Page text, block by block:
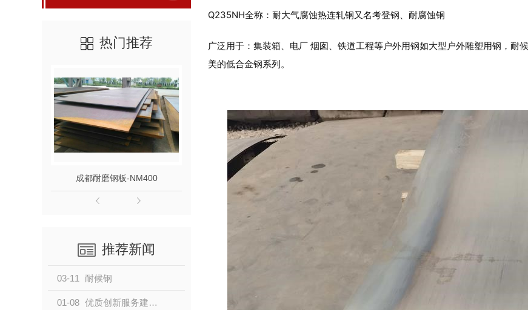
热门推荐
成都耐磨钢板-NM400 成都耐磨钢板-NM500 成都耐磨钢板-Mn13
推荐新闻
03-11 耐候钢
01-08 优质创新服务建筑工程，龙合钢铁新推高耐蚀性材料 —Q355GNHD
Q235NH全称：耐大气腐蚀热连轧钢又名考登钢、耐腐蚀钢
广泛用于：集装箱、电厂 烟囱、铁道工程等户外用钢如大型户外雕塑用钢，耐
美的低合金钢系列。